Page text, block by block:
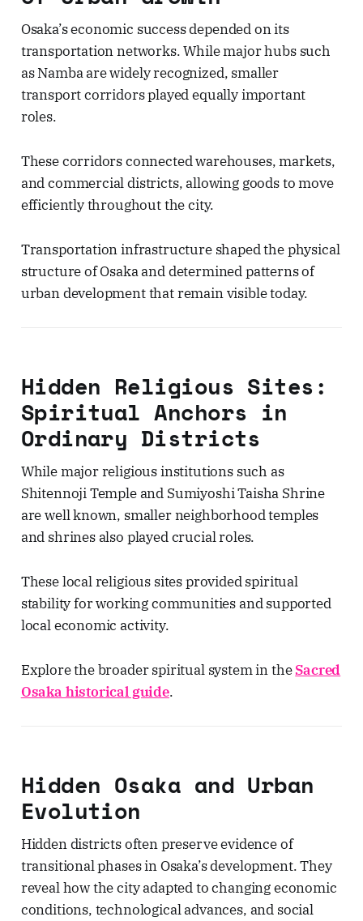
Osaka’s economic success depended on its
transportation networks. While major hubs such
as Namba are widely recognized, smaller
transport corridors played equally important
roles.
These corridors connected warehouses, markets,
and commercial districts, allowing goods to move
efficiently throughout the city.
Transportation infrastructure shaped the physical
structure of Osaka and determined patterns of
urban development that remain visible today.
Hidden Religious Sites:
Spiritual Anchors in
Ordinary Districts
While major religious institutions such as
Shitennoji Temple and Sumiyoshi Taisha Shrine
are well known, smaller neighborhood temples
and shrines also played crucial roles.
These local religious sites provided spiritual
stability for working communities and supported
local economic activity.
Explore the broader spiritual system in theSacred
Osaka historical guide.
Hidden Osaka and Urban
Evolution
Hidden districts often preserve evidence of
transitional phases in Osaka’s development. They
reveal how the city adapted to changing economic
conditions, technological advances, and social